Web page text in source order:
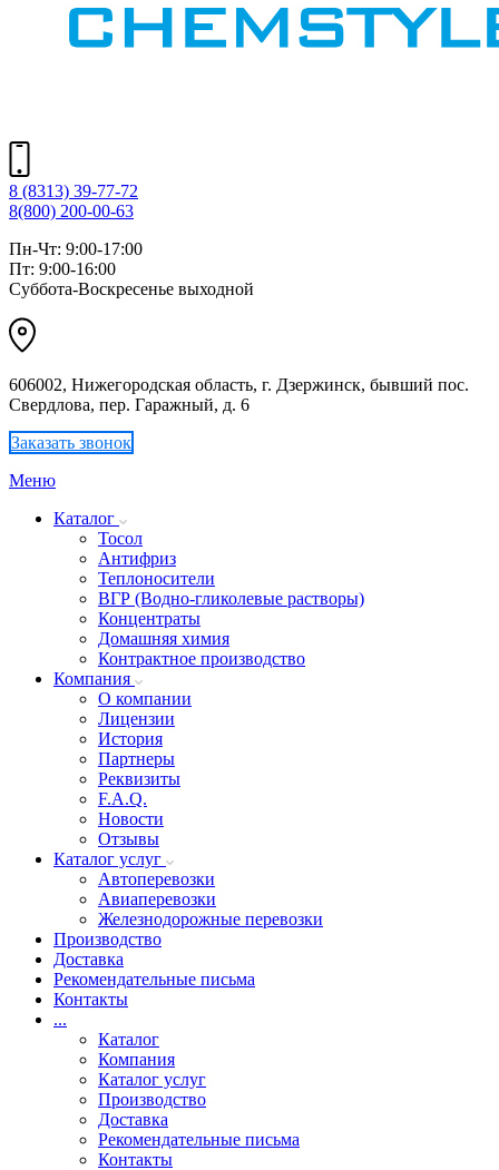
8 (8313) 39-77-72
8(800) 200-00-63
Пн-Чт: 9:00-17:00
Пт: 9:00-16:00
Суббота-Воскресенье выходной
606002, Нижегородская область, г. Дзержинск, бывший пос.
Свердлова, пер. Гаражный, д. 6
Заказать звонок
Меню
Каталог
Тосол
Антифриз
Теплоносители
ВГР (Водно-гликолевые растворы)
Концентраты
Домашняя химия
Контрактное производство
Компания
О компании
Лицензии
История
Партнеры
Реквизиты
F.A.Q.
Новости
Отзывы
Каталог услуг
Автоперевозки
Авиаперевозки
Железнодорожные перевозки
Производство
Доставка
Рекомендательные письма
Контакты
...
Каталог
Компания
Каталог услуг
Производство
Доставка
Рекомендательные письма
Контакты